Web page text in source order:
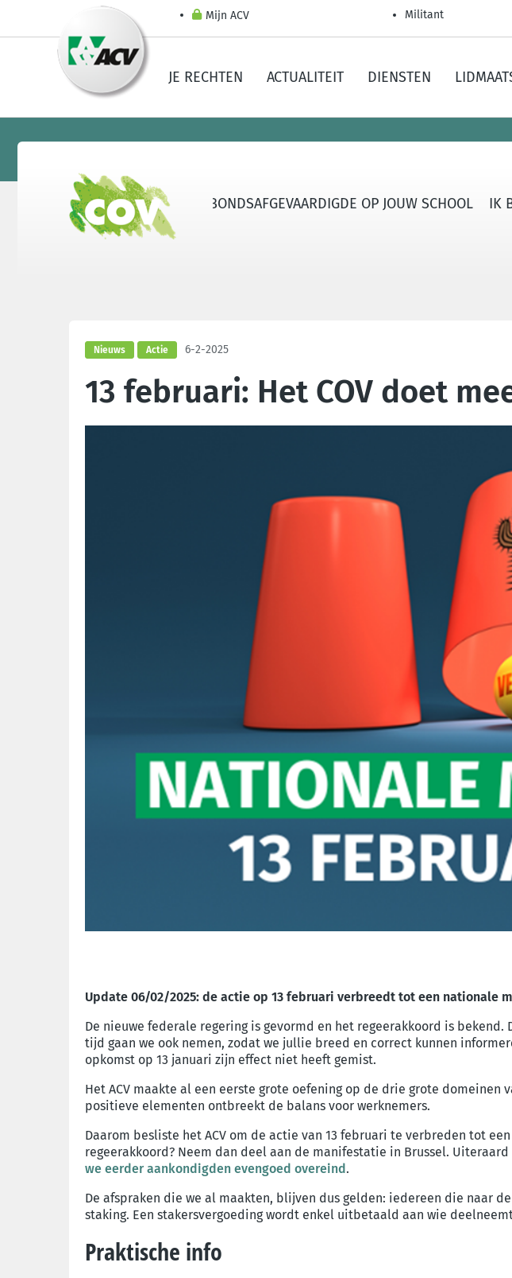
Mijn ACV Militant
JE RECHTEN ACTUALITEIT DIENSTEN
LEERSTEUN WORD VAKBONDSAFGEVAARDIGDE OP JOUW SCHOOL IK
Nieuws Actie 6-2-2025
13 februari: Het COV doet
Update 06/02/2025: de actie op 13 februari verbreedt tot een nationale
De nieuwe federale regering is gevormd en het regeerakkoord is
tijd gaan we ook nemen, zodat we jullie breed en correct kunnen
opkomst op 13 januari zijn effect niet heeft gemist.
Het ACV maakte al een eerste grote oefening op de drie grote
positieve elementen ontbreekt de balans voor werknemers.
Daarom besliste het ACV om de actie van 13 februari te verbreden tot
regeerakkoord? Neem dan deel aan de manifestatie in Brussel.
we eerder aankondigden evengoed overeind .
De afspraken die we al maakten, blijven dus gelden: iedereen die naar
staking. Een stakersvergoeding wordt enkel uitbetaald aan wie
Praktische info